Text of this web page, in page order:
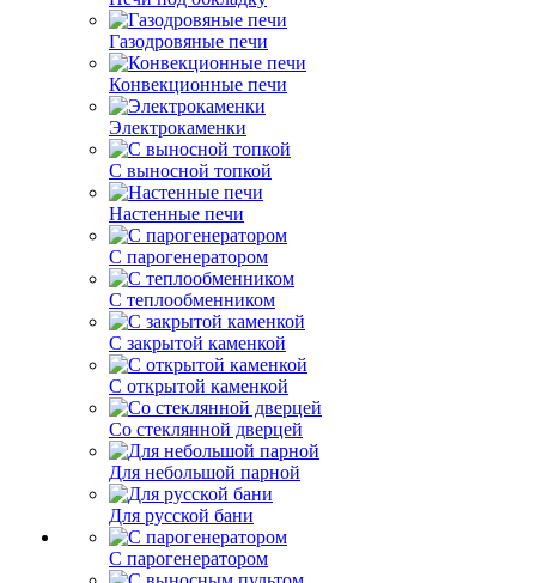
Газодровяные печи
Конвекционные печи
Электрокаменки
С выносной топкой
Настенные печи
С парогенератором
С теплообменником
С закрытой каменкой
С открытой каменкой
Со стеклянной дверцей
Для небольшой парной
Для русской бани
С парогенератором